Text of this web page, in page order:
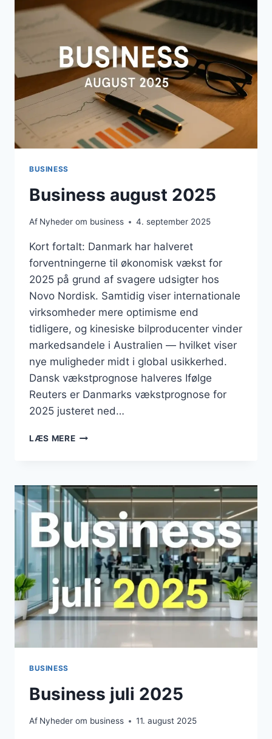
BUSINESS
Business august 2025
Af Nyheder om business 4. september 2025
Kort fortalt: Danmark har halveret
forventningerne til økonomisk vækst for
2025 på grund af svagere udsigter hos
Novo Nordisk. Samtidig viser internationale
virksomheder mere optimisme end
tidligere, og kinesiske bilproducenter vinder
markedsandele i Australien — hvilket viser
nye muligheder midt i global usikkerhed.
Dansk vækstprognose halveres Ifølge
Reuters er Danmarks vækstprognose for
2025 justeret ned…
LÆS MEREBUSINESS
BUSINESS
Business juli 2025
Af Nyheder om business 11. august 2025